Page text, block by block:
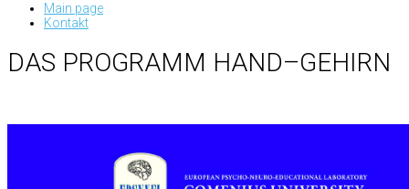
Main page
Kontakt
DAS PROGRAMM HAND–GEHIRN